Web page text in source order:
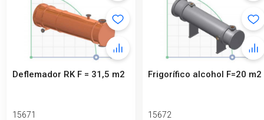
Deflemador RK F = 31,5 m2
15671
Frigorífico alcohol F=20 m2
15672